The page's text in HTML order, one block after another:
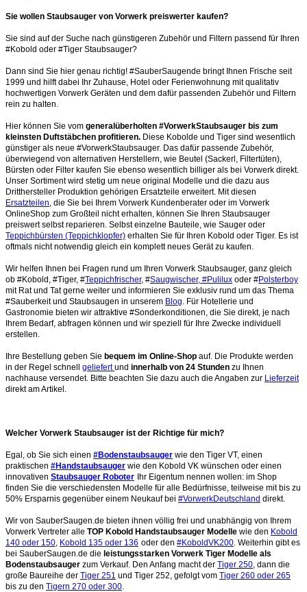
Sie wollen Staubsauger von Vorwerk preiswerter kaufen?
Sie sind auf der Suche nach günstigeren Zubehör und Filtern passend für Ihren
#Kobold oder #Tiger Staubsauger?
Dann sind Sie hier genau richtig! #SauberSaugende bringt Ihnen Frische seit
1999 und hilft dabei Ihr Zuhause, Hotel oder Ferienwohnung mit qualitativ
hochwertigen Vorwerk Geräten und dem dafür passenden Zubehör und Filtern
rein zu halten.
Hier können Sie vom generalüberholten #VorwerkStaubsauger bis zum
kleinsten Duftstäbchen profitieren. Diese Kobolde und Tiger sind wesentlich
günstiger als neue #VorwerkStaubsauger. Das dafür passende Zubehör,
überwiegend von alternativen Herstellern, wie Beutel (Sackerl, Filtertüten),
Bürsten oder Filter kaufen Sie ebenso wesentlich billiger als bei Vorwerk direkt.
Unser Sortiment wird stetig um neue original Modelle und die dazu aus
Dritthersteller Produktion gehörigen Ersatzteile erweitert. Mit diesen
Ersatzteilen , die Sie bei Ihrem Vorwerk Kundenberater oder im Vorwerk
OnlineShop zum Großteil nicht erhalten, können Sie Ihren Staubsauger
preiswert selbst reparieren. Selbst einzelne Bauteile, wie Sauger oder
Teppichbürsten (Teppichklopfer) erhalten Sie für Ihren Kobold oder Tiger. Es ist
oftmals nicht notwendig gleich ein komplett neues Gerät zu kaufen.
Wir helfen Ihnen bei Fragen rund um Ihren Vorwerk Staubsauger, ganz gleich
ob #Kobold, #Tiger, #Teppichfrischer, #Saugwischer, #Pulilux oder #Polsterboy
mit Rat und Tat gerne weiter und informieren Sie exklusiv rund um das Thema
#Sauberkeit und Staubsaugen in unserem Blog . Für Hotellerie und
Gastronomie bieten wir attraktive #Sonderkonditionen, die Sie direkt, je nach
Ihrem Bedarf, abfragen können und wir speziell für Ihre Zwecke individuell
erstellen.
Ihre Bestellung geben Sie bequem im Online-Shop auf. Die Produkte werden
in der Regel schnell geliefertund innerhalb von 24 Stunden zu Ihnen
nachhause versendet. Bitte beachten Sie dazu auch die Angaben zur Lieferzeit
direkt am Artikel.
Welcher Vorwerk Staubsauger ist der Richtige für mich?
Egal, ob Sie sich einen #Bodenstaubsauger wie den Tiger VT, einen
praktischen #Handstaubsauger wie den Kobold VK wünschen oder einen
innovativen Staubsauger Roboter Ihr Eigentum nennen wollen: im Shop
finden Sie die verschiedensten Modelle für alle Bedürfnisse, teilweise mit bis zu
50% Ersparnis gegenüber einem Neukauf bei #VorwerkDeutschland direkt.
Wir von SauberSaugen.de bieten ihnen völlig frei und unabhängig von Ihrem
Vorwerk Vertreter alle TOP Kobold Handstaubsauger Modelle wie den Kobold
140 oder 150 Kobold 135 oder 136 oder den #KoboldVK200 . Weiterhin gibt es
bei SauberSaugen.de die leistungsstarken Vorwerk Tiger Modelle als
Bodenstaubsauger zum Verkauf. Den Anfang macht der Tiger 250 , dann die
große Baureihe der Tiger 251 und Tiger 252, gefolgt vom Tiger 260 oder 265
bis zu den Tigern 270 oder 300